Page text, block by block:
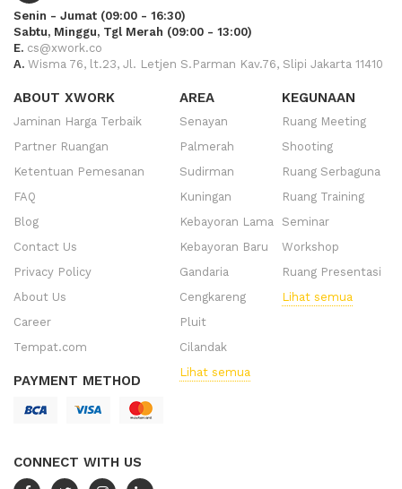
Senin - Jumat (09:00 - 16:30)
Sabtu, Minggu, Tgl Merah (09:00 - 13:00)
E. cs@xwork.co
A. Wisma 76, lt.23, Jl. Letjen S.Parman Kav.76, Slipi Jakarta 11410
ABOUT XWORK
Jaminan Harga Terbaik
Partner Ruangan
Ketentuan Pemesanan
FAQ
Blog
Contact Us
Privacy Policy
About Us
Career
Tempat.com
PAYMENT METHOD
CONNECT WITH US
AREA
Senayan
Palmerah
Sudirman
Kuningan
Kebayoran Lama
Kebayoran Baru
Gandaria
Cengkareng
Pluit
Cilandak
Lihat semua
KEGUNAAN
Ruang Meeting
Shooting
Ruang Serbaguna
Ruang Training
Seminar
Workshop
Ruang Presentasi
Lihat semua